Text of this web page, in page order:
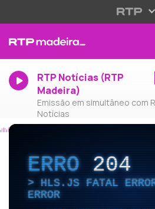
RTP Notícias (RTP
Madeira)
Emissão em simultâneo com
Notícias
ERRO204
HLS.JS FATAL
ERROR